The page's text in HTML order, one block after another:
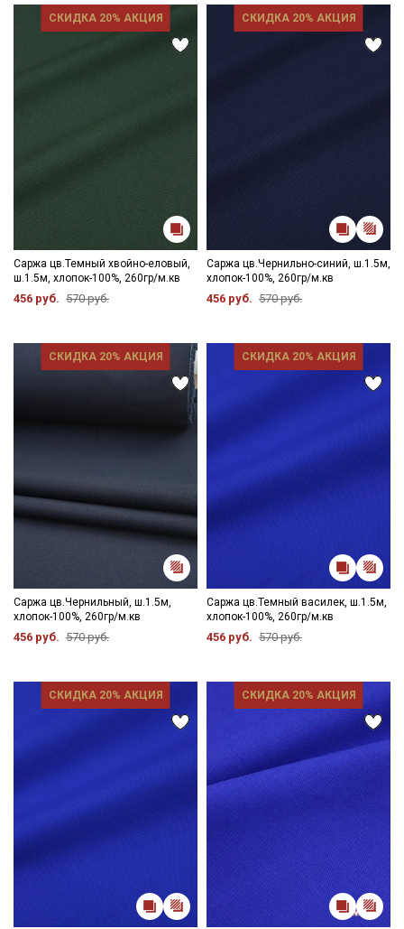
СКИДКА 20% АКЦИЯ
Саржа цв.Темный хвойно-еловый,
ш.1.5м, хлопок-100%, 260гр/м.кв
456 руб. 570 руб.
СКИДКА 20% АКЦИЯ
Саржа цв.Чернильно-синий, ш.1.5м,
хлопок-100%, 260гр/м.кв
456 руб. 570 руб.
СКИДКА 20% АКЦИЯ
Саржа цв.Чернильный, ш.1.5м,
хлопок-100%, 260гр/м.кв
456 руб. 570 руб.
СКИДКА 20% АКЦИЯ
Саржа цв.Темный василек, ш.1.5м,
хлопок-100%, 260гр/м.кв
456 руб. 570 руб.
СКИДКА 20% АКЦИЯ СКИДКА 20% АКЦИЯ
ДаюСогласие на получение рекламных и
информационных рассылок